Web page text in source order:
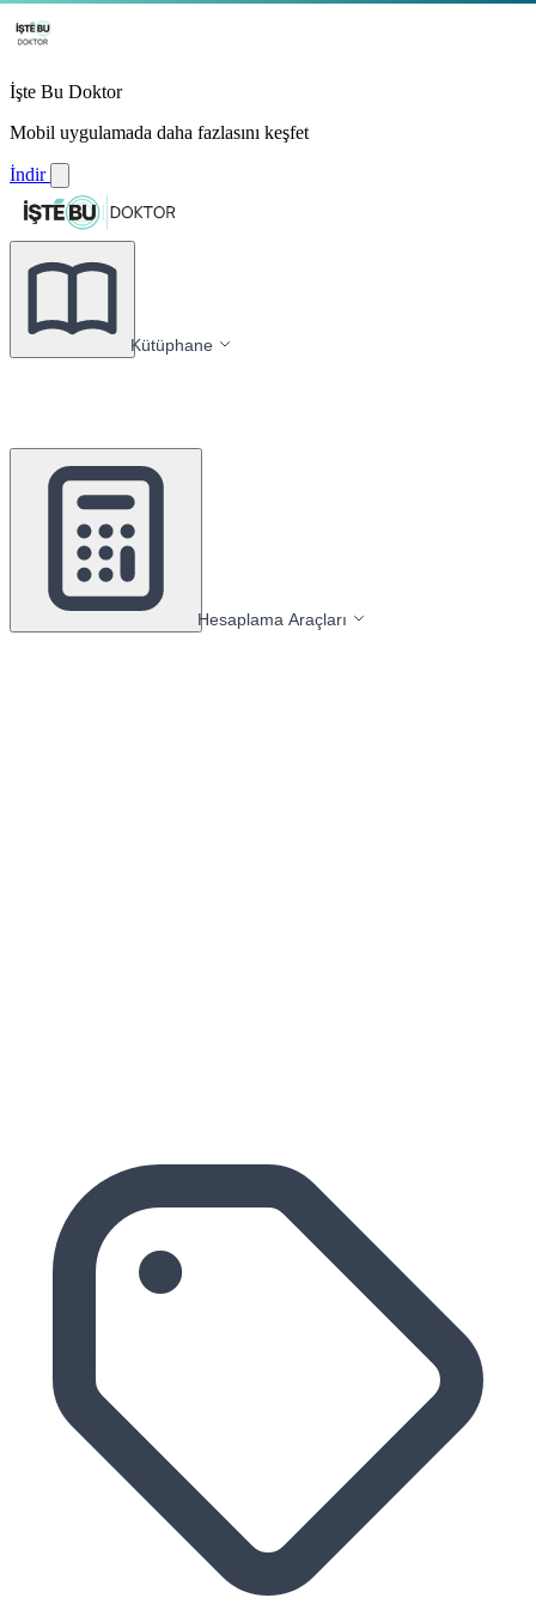
İşte Bu Doktor
Mobil uygulamada daha fazlasını keşfet
İndir
Kütüphane
Hesaplama Araçları